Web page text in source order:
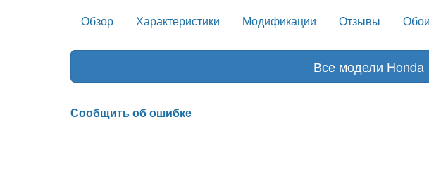
Обзор
Характеристики Модификации Отзывы Обои
Все модели Honda
Сообщить об ошибке